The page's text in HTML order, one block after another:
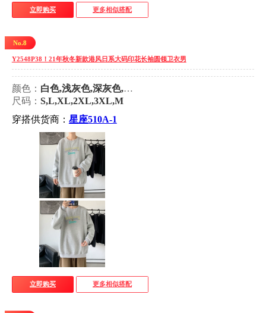
立即购买 更多相似搭配
No.8
Y2548P38！21年秋冬新款港风日系大码印花长袖圆领卫衣男
颜色： 白色,浅灰色,深灰色,黑色,粉红色,黄色,绿色,紫色,雾霾蓝,湖绿
尺码： S,L,XL,2XL,3XL,M
穿搭供货商： 星座510A-1
立即购买 更多相似搭配